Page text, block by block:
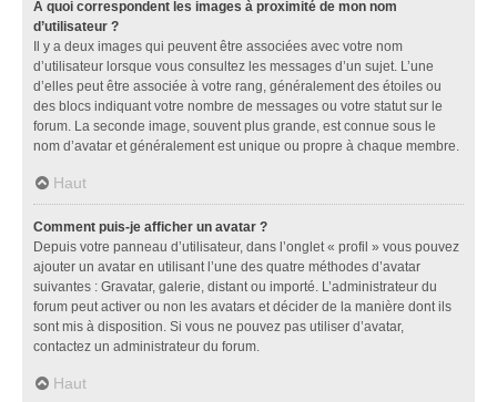
A quoi correspondent les images à proximité de mon nom
d’utilisateur ?
Il y a deux images qui peuvent être associées avec votre nom
d’utilisateur lorsque vous consultez les messages d’un sujet. L’une
d’elles peut être associée à votre rang, généralement des étoiles ou
des blocs indiquant votre nombre de messages ou votre statut sur le
forum. La seconde image, souvent plus grande, est connue sous le
nom d’avatar et généralement est unique ou propre à chaque membre.
Haut
Comment puis-je afficher un avatar ?
Depuis votre panneau d’utilisateur, dans l’onglet « profil » vous pouvez
ajouter un avatar en utilisant l’une des quatre méthodes d’avatar
suivantes : Gravatar, galerie, distant ou importé. L’administrateur du
forum peut activer ou non les avatars et décider de la manière dont ils
sont mis à disposition. Si vous ne pouvez pas utiliser d’avatar,
contactez un administrateur du forum.
Haut